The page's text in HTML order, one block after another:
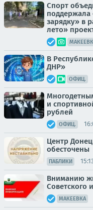
Спорт
поддержала
зарядку» в
лето»
В
ДНР»
ОФИЦ.
и
рублей
ОФИЦ.
Центр
обесточены
ПАБЛИКИ
Вниманию
Советского
МАКЕЕВКА